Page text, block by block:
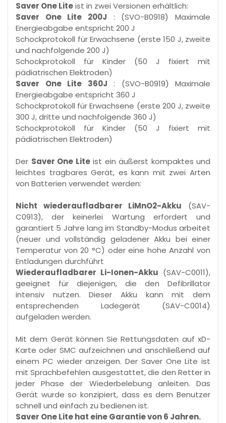
Saver One Liteist in zwei Versionen erhältlich:
Saver One Lite 200J : (SVO-B0918) Maximale
Energieabgabe entspricht 200 J
Schockprotokoll für Erwachsene (erste 150 J, zweite
und nachfolgende 200 J)
Schockprotokoll für Kinder (50 J fixiert mit
pädiatrischen Elektroden)
Saver One Lite 360J : (SVO-B0919) Maximale
Energieabgabe entspricht 360 J
Schockprotokoll für Erwachsene (erste 200 J, zweite
300 J, dritte und nachfolgende 360 J)
Schockprotokoll für Kinder (50 J fixiert mit
pädiatrischen Elektroden)
Der Saver One Liteist ein äußerst kompaktes und
leichtes tragbares Gerät, es kann mit zwei Arten
von Batterien verwendet werden:
Nicht wiederaufladbarer LiMnO2-Akku (SAV-
C0913), der keinerlei Wartung erfordert und
garantiert 5 Jahre lang im Standby-Modus arbeitet
(neuer und vollständig geladener Akku bei einer
Temperatur von 20 °C) oder eine hohe Anzahl von
Entladungen durchführt
Wiederaufladbarer Li-Ionen-Akku (SAV-C0011),
geeignet für diejenigen, die den Defibrillator
intensiv nutzen. Dieser Akku kann mit dem
entsprechenden Ladegerät (SAV-C0014)
aufgeladen werden.
Mit dem Gerät können Sie Rettungsdaten auf xD-
Karte oder SMC aufzeichnen und anschließend auf
einem PC wieder anzeigen. Der Saver One Lite ist
mit Sprachbefehlen ausgestattet, die den Retter in
jeder Phase der Wiederbelebung anleiten. Das
Gerät wurde so konzipiert, dass es dem Benutzer
schnell und einfach zu bedienen ist.
Saver One Lite hat eine Garantie von 6 Jahren.